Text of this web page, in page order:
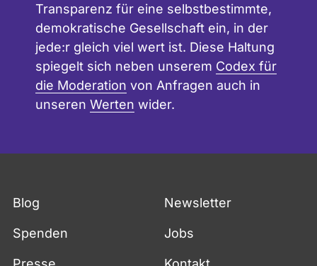
Transparenz für eine selbstbestimmte,
demokratische Gesellschaft ein, in der
jede:r gleich viel wert ist. Diese Haltung
spiegelt sich neben unserem Codex für
die Moderation von Anfragen auch in
unseren Werten wider.
Blog Newsletter
Spenden Jobs